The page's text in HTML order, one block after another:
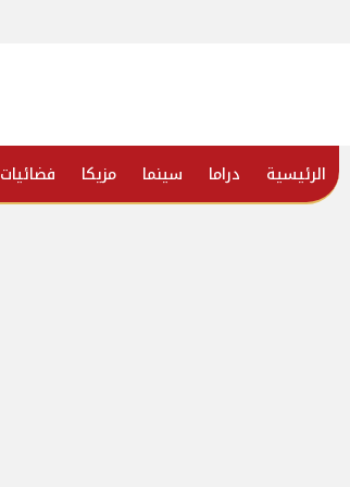
الرئيسية دراما سينما مزيكا فضائيات